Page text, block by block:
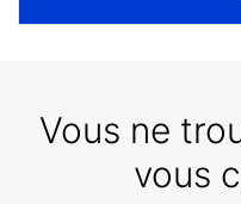
Vous ne
vous